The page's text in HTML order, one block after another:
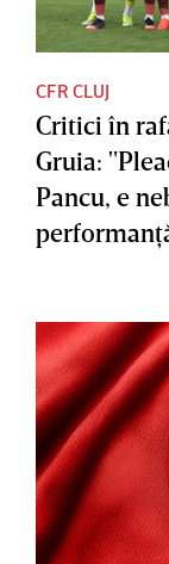
CFR CLUJ
Critici în
Gruia:
Pancu, e